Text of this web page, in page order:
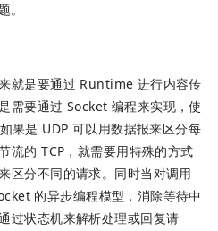
。
就是要通过 Runtime 进行内容传
需要通过 Socket 编程来实现，使
果是 UDP 可以用数据报来区分每
流的 TCP，就需要用特殊的方式
区分不同的请求。同时当对调用
的异步编程模型，消除等待中
过状态机来解析处理或回复请